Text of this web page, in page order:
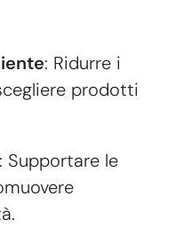
: Ridurre i
prodotti
: Supportare le